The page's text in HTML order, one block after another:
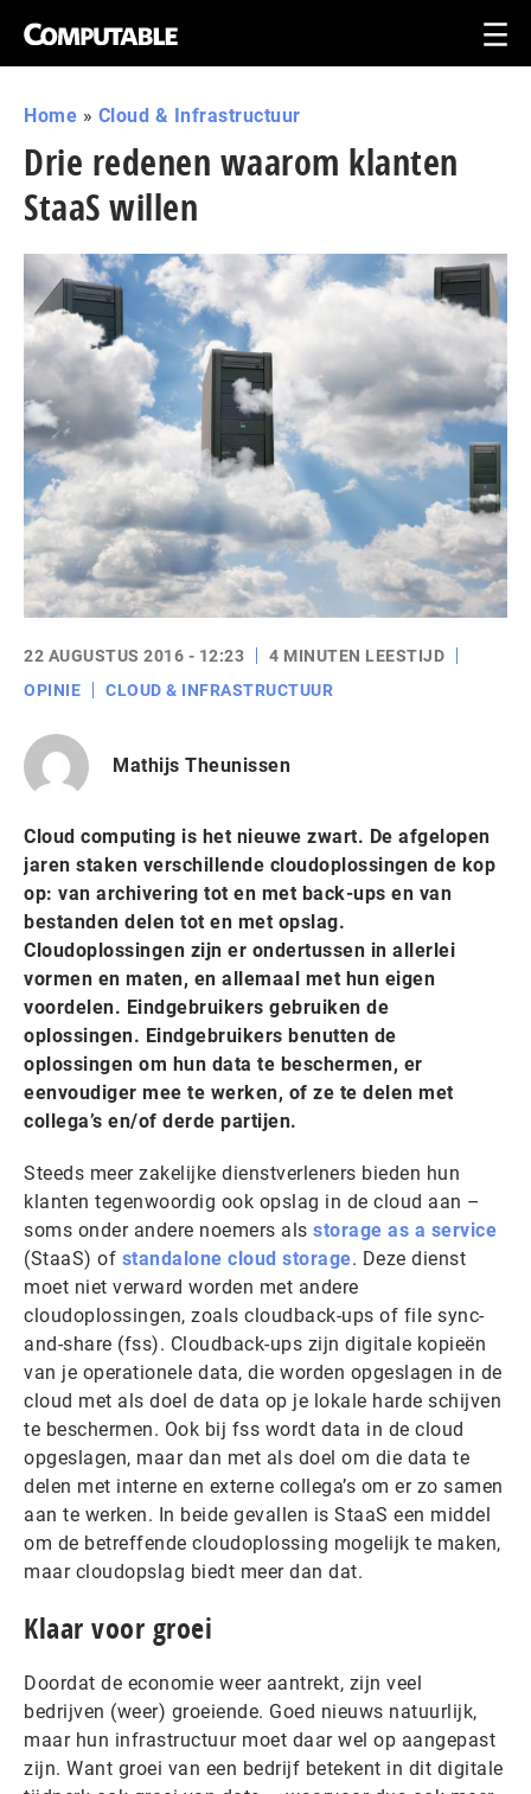
Home » Cloud & Infrastructuur
Drie redenen waarom klanten
StaaS willen
22 AUGUSTUS 2016 - 12:23
4 MINUTEN LEESTIJD
OPINIE
CLOUD & INFRASTRUCTUUR
Mathijs Theunissen
Cloud computing is het nieuwe zwart. De afgelopen
jaren staken verschillende cloudoplossingen de kop
op: van archivering tot en met back-ups en van
bestanden delen tot en met opslag.
Cloudoplossingen zijn er ondertussen in allerlei
vormen en maten, en allemaal met hun eigen
voordelen. Eindgebruikers gebruiken de
oplossingen. Eindgebruikers benutten de
oplossingen om hun data te beschermen, er
eenvoudiger mee te werken, of ze te delen met
collega’s en/of derde partijen.
Steeds meer zakelijke dienstverleners bieden hun
klanten tegenwoordig ook opslag in de cloud aan –
soms onder andere noemers als storage as a service
(StaaS) of standalone cloud storage. Deze dienst
moet niet verward worden met andere
cloudoplossingen, zoals cloudback-ups of file sync-
and-share (fss). Cloudback-ups zijn digitale kopieën
van je operationele data, die worden opgeslagen in de
cloud met als doel de data op je lokale harde schijven
te beschermen. Ook bij fss wordt data in de cloud
opgeslagen, maar dan met als doel om die data te
delen met interne en externe collega’s om er zo samen
aan te werken. In beide gevallen is StaaS een middel
om de betreffende cloudoplossing mogelijk te maken,
maar cloudopslag biedt meer dan dat.
Klaar voor groei
Doordat de economie weer aantrekt, zijn veel
bedrijven (weer) groeiende. Goed nieuws natuurlijk,
maar hun infrastructuur moet daar wel op aangepast
zijn. Want groei van een bedrijf betekent in dit digitale